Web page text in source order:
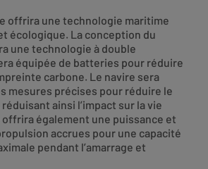
offrira une technologie maritime
écologique. La conception du
une technologie à double
équipée de batteries pour réduire
carbone. Le navire sera
mesures précises pour réduire le
ainsi l’impact sur la vie
offrira également une puissance et
accrues pour une capacité
pendant l’amarrage et